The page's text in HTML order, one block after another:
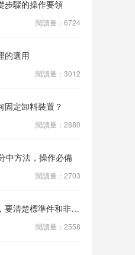
步驟的操作要領
閱讀量：6724
的選用
閱讀量：3012
固定卸料裝置？
閱讀量：2880
中方法，操作必備
閱讀量：2703
進行精密機械零件加工前，要清楚標準件和非標件的區別在哪
閱讀量：2558